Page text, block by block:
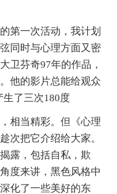
一次活动，我计划
同时与心理方面又密
卫芬奇97年的作品，
他的影片总能给观众
了三次180度
当精彩。但《心理
次把它介绍给大家。
露，包括自私，欺
度来讲，黑色风格中
化了一些美好的东